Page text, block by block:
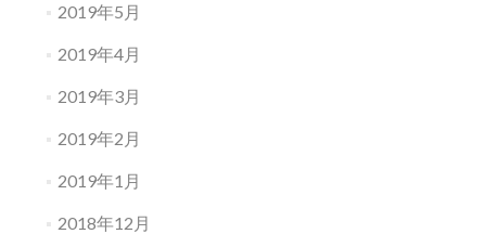
2019年5月
2019年4月
2019年3月
2019年2月
2019年1月
2018年12月